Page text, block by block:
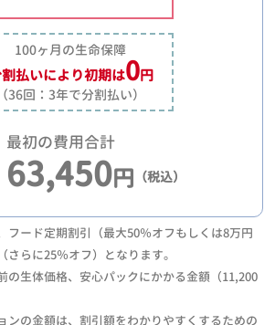
100ヶ月の生命保障
払いにより初期は0円
（36回：3年で分割払い）
最初の費用合計
63,450円 （税込）
ード定期割引（最大50％オフもしくは8万円
らに25％オフ）となります。
の生体価格、安心パックにかかる金額（11,200
ンの金額は、割引額をわかりやすくするための